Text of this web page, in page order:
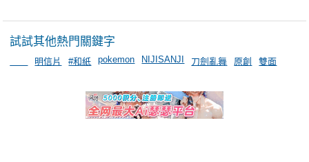
試試其他熱門關鍵字
明信片 #和紙 pokemon NIJISANJI 刀劍亂舞 原創 雙面